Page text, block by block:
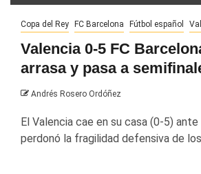
Copa del Rey FC Barcelona Fútbol español
Valencia 0-5 FC
arrasa y pasa a
Andrés Rosero Ordóñez
El Valencia cae en su casa (0-5) ante
perdonó la fragilidad defensiva de